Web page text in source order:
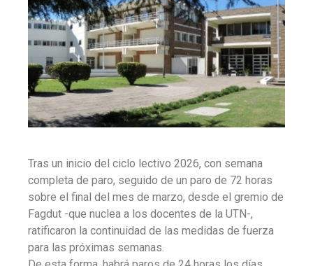
Tras un inicio del ciclo lectivo 2026, con semana
completa de paro, seguido de un paro de 72 horas
sobre el final del mes de marzo, desde el gremio de
Fagdut -que nuclea a los docentes de la UTN-,
ratificaron la continuidad de las medidas de fuerza
para las próximas semanas.